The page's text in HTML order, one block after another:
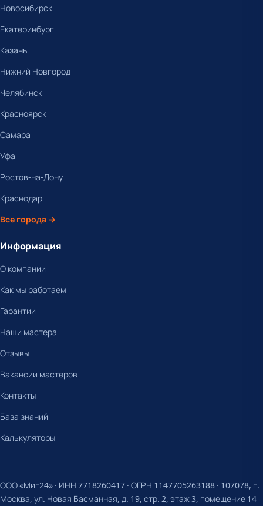
Новосибирск
Екатеринбург
Казань
Нижний Новгород
Челябинск
Красноярск
Самара
Уфа
Ростов-на-Дону
Краснодар
Все города →
Информация
О компании
Как мы работаем
Гарантии
Наши мастера
Отзывы
Вакансии мастеров
Контакты
База знаний
Калькуляторы
ООО «Миг24» · ИНН 7718260417 · ОГРН 1147705263188 · 107078, г.
Москва, ул. Новая Басманная, д. 19, стр. 2, этаж 3, помещение 14